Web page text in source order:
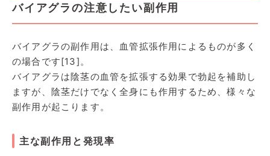
バイアグラの注意したい副作用
バイアグラの副作用は、血管拡張作用によるものが多く
の場合です[13]。
バイアグラは陰茎の血管を拡張する効果で勃起を補助し
ますが、陰茎だけでなく全身にも作用するため、様々な
副作用が起こります。
主な副作用と発現率